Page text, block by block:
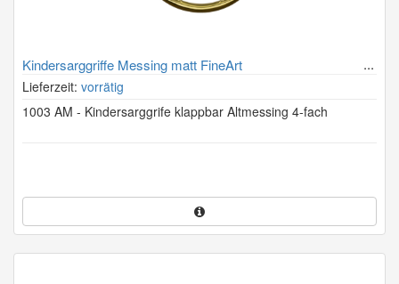
Kindersarggriffe Messing matt FineArt
Lieferzeit: vorrätig
1003 AM - Kindersarggrife klappbar Altmessing 4-fach